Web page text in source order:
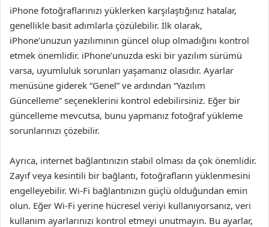
iPhone fotoğraflarınızı yüklerken karşılaştığınız hatalar,
genellikle basit adımlarla çözülebilir. İlk olarak,
iPhone’unuzun yazılımının güncel olup olmadığını kontrol
etmek önemlidir. iPhone’unuzda eski bir yazılım sürümü
varsa, uyumluluk sorunları yaşamanız olasıdır. Ayarlar
menüsüne giderek “Genel” ve ardından “Yazılım
Güncelleme” seçeneklerini kontrol edebilirsiniz. Eğer bir
güncelleme mevcutsa, bunu yapmanız fotoğraf yükleme
sorunlarınızı çözebilir.
Ayrıca, internet bağlantınızın stabil olması da çok önemlidir.
Zayıf veya kesintili bir bağlantı, fotoğrafların yüklenmesini
engelleyebilir. Wi-Fi bağlantınızın güçlü olduğundan emin
olun. Eğer Wi-Fi yerine hücresel veriyi kullanıyorsanız, veri
kullanım ayarlarınızı kontrol etmeyi unutmayın. Bu ayarlar,